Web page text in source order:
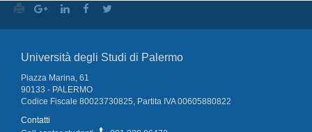
Università degli Studi di Palermo
Piazza Marina, 61
90133 - PALERMO
Codice Fiscale 80023730825, Partita IVA 00605880822
Contatti